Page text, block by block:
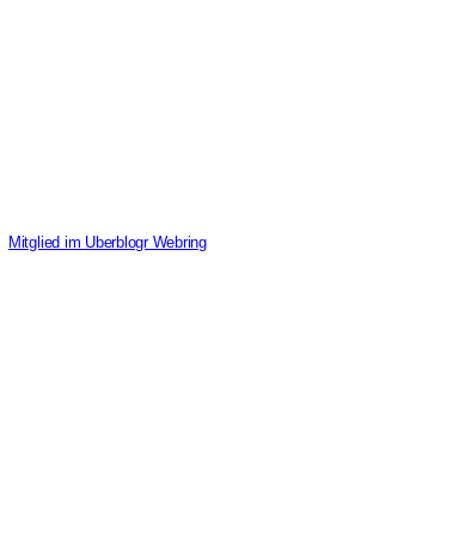
Mitglied im Uberblogr Webring